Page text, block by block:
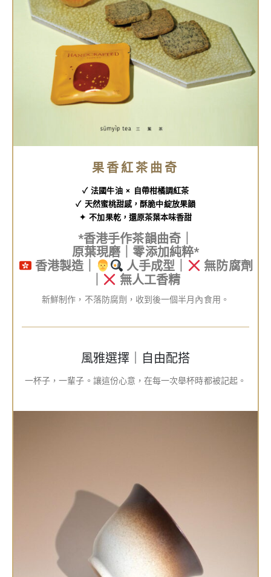
果香紅茶曲奇
✓ 法國牛油 × 自帶柑橘調紅茶
✓ 天然蜜桃甜感，酥脆中綻放果韻
✦ 不加果乾，還原茶葉本味香甜
*香港手作茶韻曲奇｜
原葉現磨｜零添加純粹*
香港製造｜
人手成型｜
無防腐劑
無人工香精
新鮮制作，不落防腐劑，收到後一個半月內食用。
風雅選擇｜自由配搭
一杯子，一輩子。讓這份心意，在每一次舉杯時都被記起。